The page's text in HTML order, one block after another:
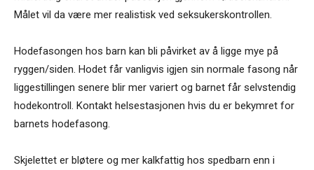
Målet vil da være mer realistisk ved seksukerskontrollen.
Hodefasongen hos barn kan bli påvirket av å ligge mye på
ryggen/siden. Hodet får vanligvis igjen sin normale fasong når
liggestillingen senere blir mer variert og barnet får selvstendig
hodekontroll. Kontakt helsestasjonen hvis du er bekymret for
barnets hodefasong.
Skjelettet er bløtere og mer kalkfattig hos spedbarn enn i